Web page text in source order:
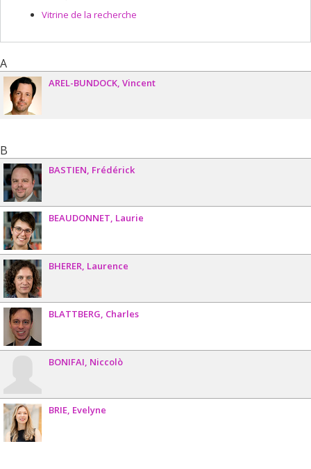
Vitrine de la recherche
A
AREL-BUNDOCK Vincent
B
BASTIEN Frédérick
BEAUDONNET Laurie
BHERER Laurence
BLATTBERG Charles
BONIFAI Niccolò
BRIE Evelyne